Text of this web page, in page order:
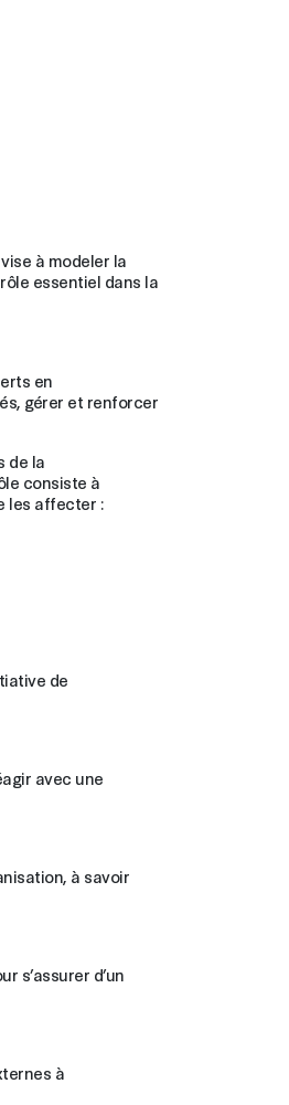
à modeler la
essentiel dans la
en
gérer et renforcer
de la
consiste à
les affecter :
de
avec une
à savoir
s’assurer d’un
à